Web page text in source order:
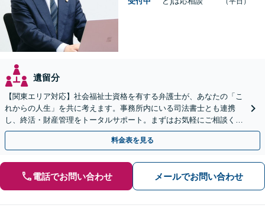
遺留分
【関東エリア対応】社会福祉士資格を有する弁護士が、あなたの「こ
れからの人生」を共に考えます。事務所内にいる司法書士とも連携
し、終活・財産管理をトータルサポート。まずはお気軽にご相談くだ
さい【休日・夜間相談可】【出張相談も柔軟に対応】
料金表を見る
電話でお問い合わせ メールでお問い合わせ